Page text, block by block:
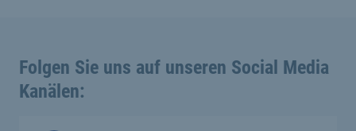
Folgen Sie uns auf unseren Social Media
Kanälen: